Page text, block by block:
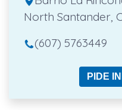
North Santander,
(607) 5763449
PIDE